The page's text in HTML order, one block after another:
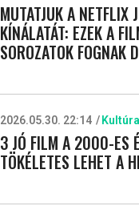
MUTATJUK A NETFLIX
KÍNÁLATÁT: EZEK A
SOROZATOK FOGNAK
2026.05.30. 22:14 Kultúra
3 JÓ FILM A 2000-ES
TÖKÉLETES LEHET A